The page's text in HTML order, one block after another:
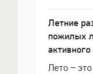
Летние
пожилых
Лето –